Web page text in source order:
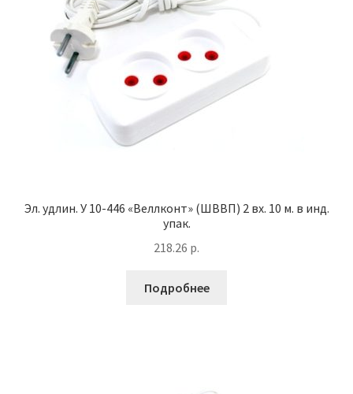
Наше производство
Оформление заказа
Эл. удлин. У 10-446 «Веллконт» (ШВВП) 2 вх. 10 м. в инд.
упак.
218.26 р.
Подробнее